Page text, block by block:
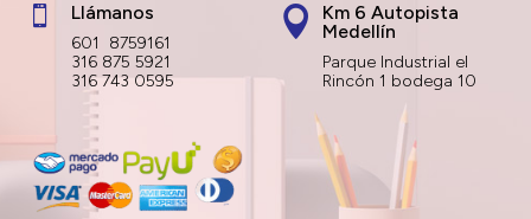
 Llámanos
601 8759161
316 875 5921
316 743 0595

Km 6 Autopista
Medellín
Parque Industrial el
Rincón 1 bodega 10